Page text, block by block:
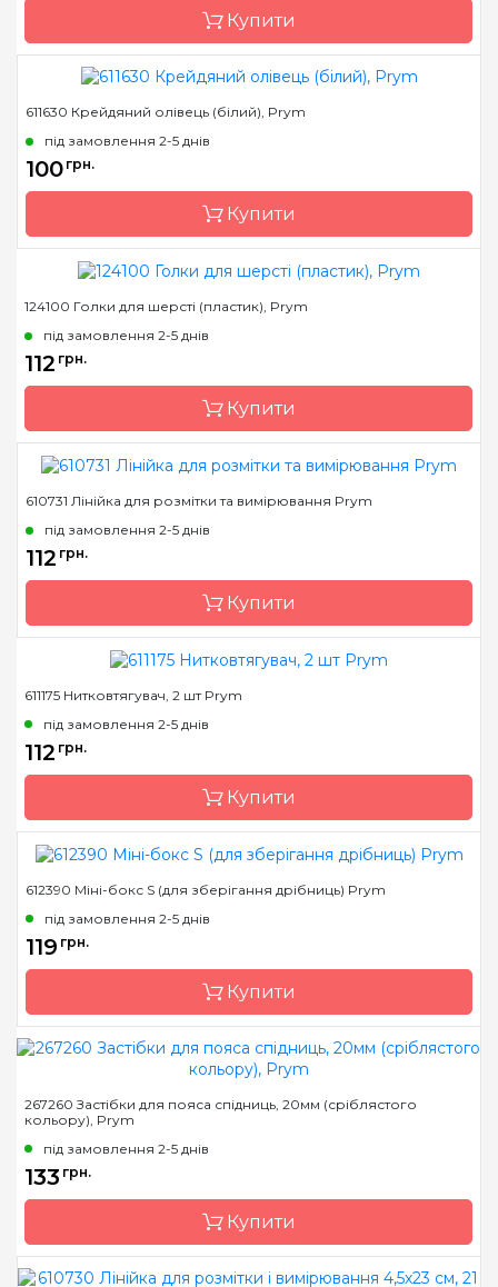
Купити
Бренд
Країна виробник
611630 Крейдяний олівець (білий), Prym
під замовлення 2-5 днів
100 грн.
Купити
Бренд
Країна виробник
124100 Голки для шерсті (пластик), Prym
під замовлення 2-5 днів
112 грн.
Купити
Бренд
Країна виробник
610731 Лінійка для розмітки та вимірювання Prym
під замовлення 2-5 днів
112 грн.
Купити
Бренд
Країна виробник
Призначення
611175 Нитковтягувач, 2 шт Prym
під замовлення 2-5 днів
112 грн.
Купити
Бренд
Країна виробник
Призначення
612390 Міні-бокс S (для зберігання дрібниць) Prym
під замовлення 2-5 днів
119 грн.
Купити
Країна виробник
Розмір
267260 Застібки для пояса спідниць, 20мм (сріблястого
кольору), Prym
під замовлення 2-5 днів
133 грн.
Купити